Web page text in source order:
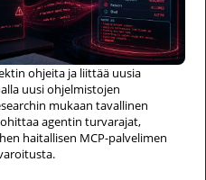
ohjeita ja liittää uusia
uusi ohjelmistojen
mukaan tavallinen
agentin turvarajat,
haitallisen MCP-palvelimen